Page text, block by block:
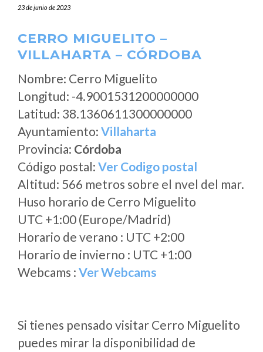
23 de junio de 2023
CERRO MIGUELITO –
VILLAHARTA – CÓRDOBA
Nombre: Cerro Miguelito
Longitud: -4.9001531200000000
Latitud: 38.1360611300000000
Ayuntamiento: Villaharta
Provincia: Córdoba
Código postal: Ver Codigo postal
Altitud: 566 metros sobre el nvel del mar.
Huso horario de Cerro Miguelito
UTC +1:00 (Europe/Madrid)
Horario de verano : UTC +2:00
Horario de invierno : UTC +1:00
Webcams : Ver Webcams
Si tienes pensado visitar Cerro Miguelito
puedes mirar la disponibilidad de